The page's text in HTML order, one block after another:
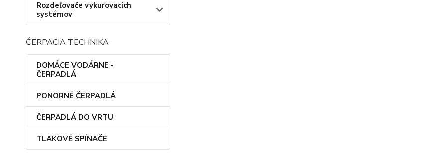
Rozdeľovače vykurovacích
systémov
ČERPACIA TECHNIKA
DOMÁCE VODÁRNE -
ČERPADLÁ
PONORNÉ ČERPADLÁ
ČERPADLÁ DO VRTU
TLAKOVÉ SPÍNAČE